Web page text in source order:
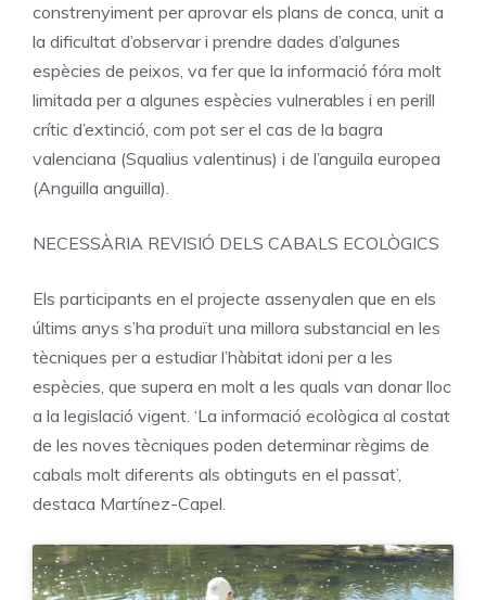
constrenyiment per aprovar els plans de conca, unit a
la dificultat d’observar i prendre dades d’algunes
espècies de peixos, va fer que la informació fóra molt
limitada per a algunes espècies vulnerables i en perill
crític d’extinció, com pot ser el cas de la bagra
valenciana (Squalius valentinus) i de l’anguila europea
(Anguilla anguilla).
NECESSÀRIA REVISIÓ DELS CABALS ECOLÒGICS
Els participants en el projecte assenyalen que en els
últims anys s’ha produït una millora substancial en les
tècniques per a estudiar l’hàbitat idoni per a les
espècies, que supera en molt a les quals van donar lloc
a la legislació vigent. ‘La informació ecològica al costat
de les noves tècniques poden determinar règims de
cabals molt diferents als obtinguts en el passat’,
destaca Martínez-Capel.